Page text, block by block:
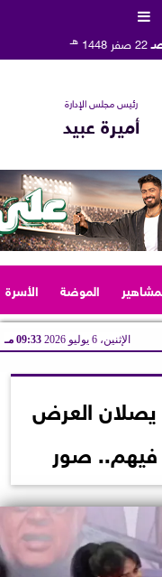
22 صفر 1448 هـ
رئيس مجلس الإدارة
أميرة عبيد
الموضة الأسرة
الإثنين، 6 يوليو 2026 09:33 مـ
يصلان العرض
فيهم.. صور